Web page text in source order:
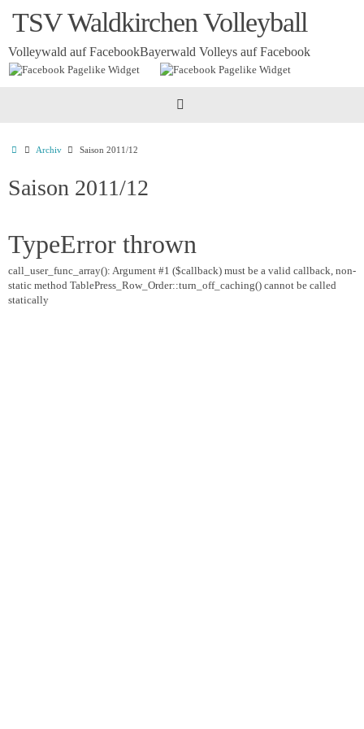
InhaltTSV Waldkirchen Volleyball
Volleywald auf FacebookBayerwald Volleys auf Facebook
Startseite
Archiv Saison 2011/12
Saison 2011/12
TypeError thrown
call_user_func_array(): Argument #1 ($callback) must be a valid callback, non-
static method TablePress_Row_Order::turn_off_caching() cannot be called
statically